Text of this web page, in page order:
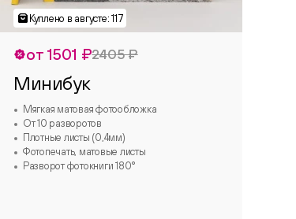
от 1501 ₽2405 ₽
Минибук
Мягкая матовая фотообложка
От 10 разворотов
Плотные листы (0,4мм)
Фотопечать, матовые листы
Разворот фотокниги 180°